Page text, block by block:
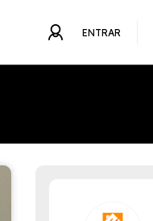
ENTRAR